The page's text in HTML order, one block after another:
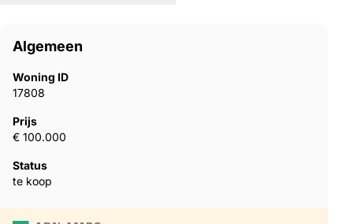
Algemeen
Woning ID
17808
Prijs
€ 100.000
Status
te koop